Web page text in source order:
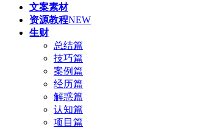
文案素材
资源教程NEW
生财
总结篇
技巧篇
案例篇
经历篇
解惑篇
认知篇
项目篇